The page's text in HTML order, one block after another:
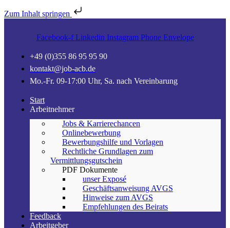
Zum Inhalt springen
Facebook-f Linkedin Instagram Phone Envelope
+49 (0)355 86 95 95 90
kontakt@job-acb.de
Mo.-Fr. 09-17:00 Uhr, Sa. nach Vereinbarung
Start
Arbeitnehmer
Jobs & Karrierechancen
Onlinebewerbung
Bewerbungshilfe und Vorlagen
Rechtliche Grundlagen zum
Vermittlungsgutschein
PDF Dokumente
unser Exposé
Geschäftsanweisung AVGS
Hinweise zum AVGS
Empfehlungen des Beirats
Feedback
Arbeitgeber